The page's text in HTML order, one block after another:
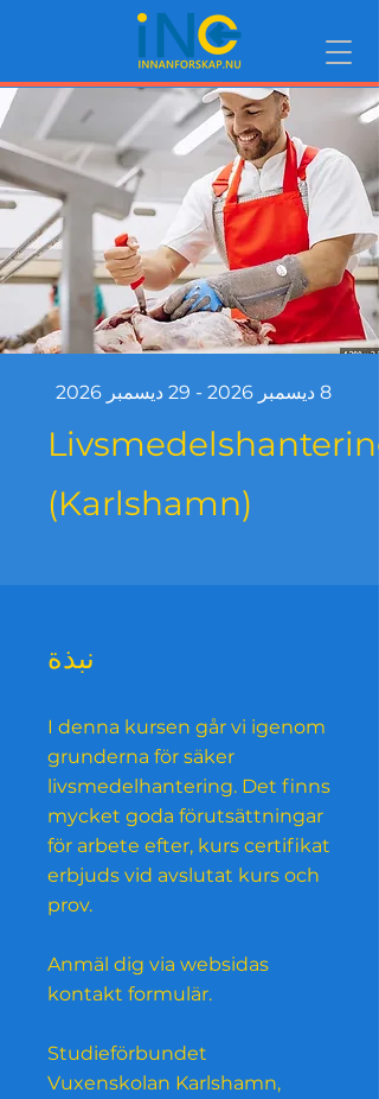
Livsmedelshantering
(Karlshamn)
8 ديسمبر 2026 - 29 ديسمبر 2026
نبذة
I denna kursen går vi igenom
grunderna för säker
livsmedelhantering. Det finns
mycket goda förutsättningar
för arbete efter, kurs certifikat
erbjuds vid avslutat kurs och
prov.
Anmäl dig via websidas
kontakt formulär.
Studieförbundet
Vuxenskolan Karlshamn,